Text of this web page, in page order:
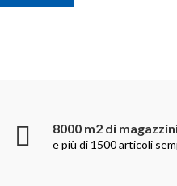
8000 m2 di
e più di 1500 articoli